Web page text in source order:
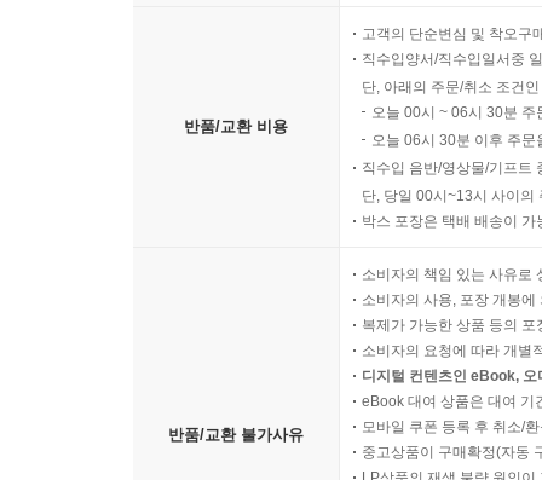
반품/교환 비용
고객의 단순변심 및 착오구
직수입양서/직수입일서중
단, 아래의 주문/취소 조건
오늘 00시 ~ 06시 30분
오늘 06시 30분 이후 주
직수입 음반/영상물/기프트
단, 당일 00시~13시 사이의
박스 포장은 택배 배송이
반품/교환 불가사유
소비자의 책임 있는 사유로
소비자의 사용, 포장 개봉
복제가 가능한 상품 등의
소비자의 요청에 따라 개별
디지털 컨텐츠인 eBook,
eBook 대여 상품은 대여 기
모바일 쿠폰 등록 후 취소/
중고상품이 구매확정(자동